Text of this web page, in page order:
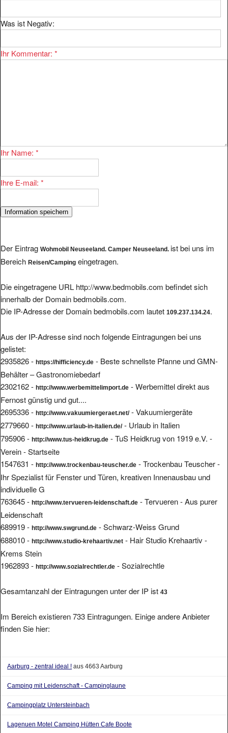
Was ist Negativ:
Ihr Kommentar: *
Ihr Name: *
Ihre E-mail: *
Der Eintrag Wohmobil Neuseeland. Camper Neuseeland. ist bei uns im
Bereich Reisen/Camping eingetragen.
Die eingetragene URL http://www.bedmobils.com befindet sich
innerhalb der Domain bedmobils.com.
Die IP-Adresse der Domain bedmobils.com lautet 109.237.134.24.
Aus der IP-Adresse sind noch folgende Eintragungen bei uns
gelistet:
2935826 - https://hifficiency.de - Beste schnellste Pfanne und GMN-
Behälter – Gastronomiebedarf
2302162 - http://www.werbemittelimport.de - Werbemittel direkt aus
Fernost günstig und gut....
2695336 - http://www.vakuumiergeraet.net/- Vakuumiergeräte
2779660 - http://www.urlaub-in-italien.de/- Urlaub in Italien
795906 - http://www.tus-heidkrug.de - TuS Heidkrug von 1919 e.V. -
Verein - Startseite
1547631 - http://www.trockenbau-teuscher.de - Trockenbau Teuscher -
Ihr Spezialist für Fenster und Türen, kreativen Innenausbau und
individuelle G
763645 - http://www.tervueren-leidenschaft.de - Tervueren - Aus purer
Leidenschaft
689919 - http://www.swgrund.de - Schwarz-Weiss Grund
688010 - http://www.studio-krehaartiv.net - Hair Studio Krehaartiv -
Krems Stein
1962893 - http://www.sozialrechtler.de - Sozialrechtle
Gesamtanzahl der Eintragungen unter der IP ist 43
Im Bereich existieren 733 Eintragungen. Einige andere Anbieter
finden Sie hier:
Aarburg - zentral ideal ! aus 4663 Aarburg
Camping mit Leidenschaft - Campinglaune
Campingplatz Untersteinbach
Lagenuen Motel Camping Hütten Cafe Boote